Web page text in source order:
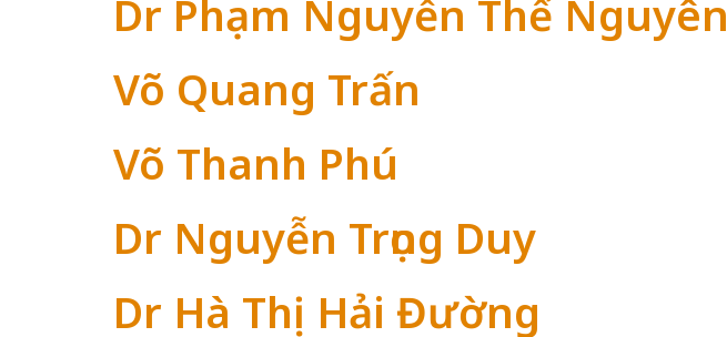
Dr Phạm Nguyễn Thế Nguyên
Võ Quang Trấn
Võ Thanh Phú
Dr Nguyễn Trọng Duy
Dr Hà Thị Hải Đường